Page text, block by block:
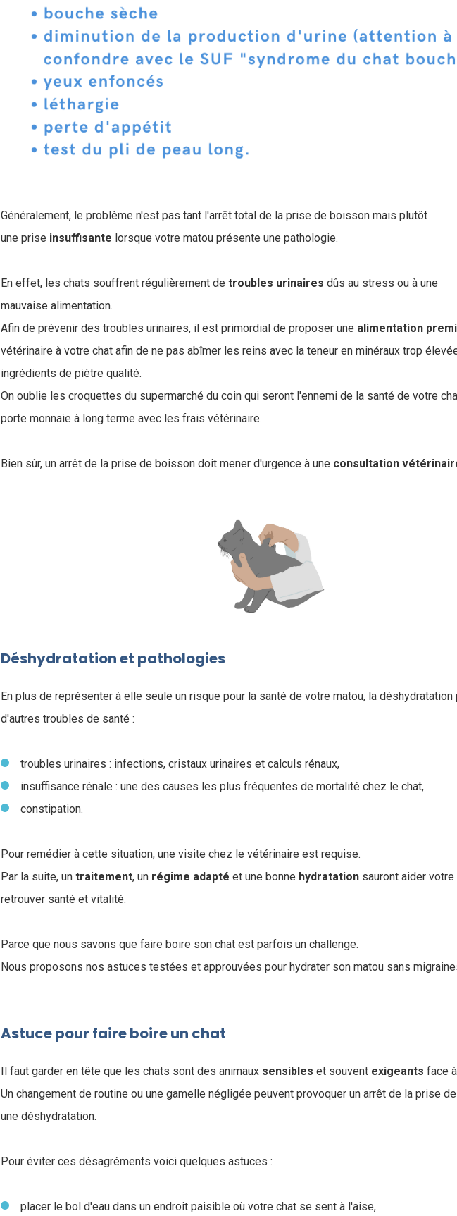
Généralement, le problème n'est pas tant l'arrêt total de la prise de boisson mais plutôt
une prise insuffisante lorsque votre matou présente une pathologie.
En effet, les chats souffrent régulièrement de troubles urinaires dûs au stress ou à une
mauvaise alimentation.
Afin de prévenir des troubles urinaires, il est primordial de proposer une alimentation
vétérinaire à votre chat afin de ne pas abîmer les reins avec la teneur en minéraux trop
ingrédients de piètre qualité.
On oublie les croquettes du supermarché du coin qui seront l'ennemi de la santé de votre
porte monnaie à long terme avec les frais vétérinaire.
Bien sûr, un arrêt de la prise de boisson doit mener d'urgence à une consultation
Déshydratation et pathologies
En plus de représenter à elle seule un risque pour la santé de votre matou, la
d'autres troubles de santé :
troubles urinaires : infections, cristaux urinaires et calculs rénaux,
insuffisance rénale : une des causes les plus fréquentes de mortalité chez le chat,
constipation.
Pour remédier à cette situation, une visite chez le vétérinaire est requise.
Par la suite, un traitement, un régime adapté et une bonne hydratation sauront aider votre
retrouver santé et vitalité.
Parce que nous savons que faire boire son chat est parfois un challenge.
Nous proposons nos astuces testées et approuvées pour hydrater son matou sans
Astuce pour faire boire un chat
Il faut garder en tête que les chats sont des animaux sensibles et souvent exigeants face à
Un changement de routine ou une gamelle négligée peuvent provoquer un arrêt de la prise
une déshydratation.
Pour éviter ces désagréments voici quelques astuces :
placer le bol d'eau dans un endroit paisible où votre chat se sent à l'aise,